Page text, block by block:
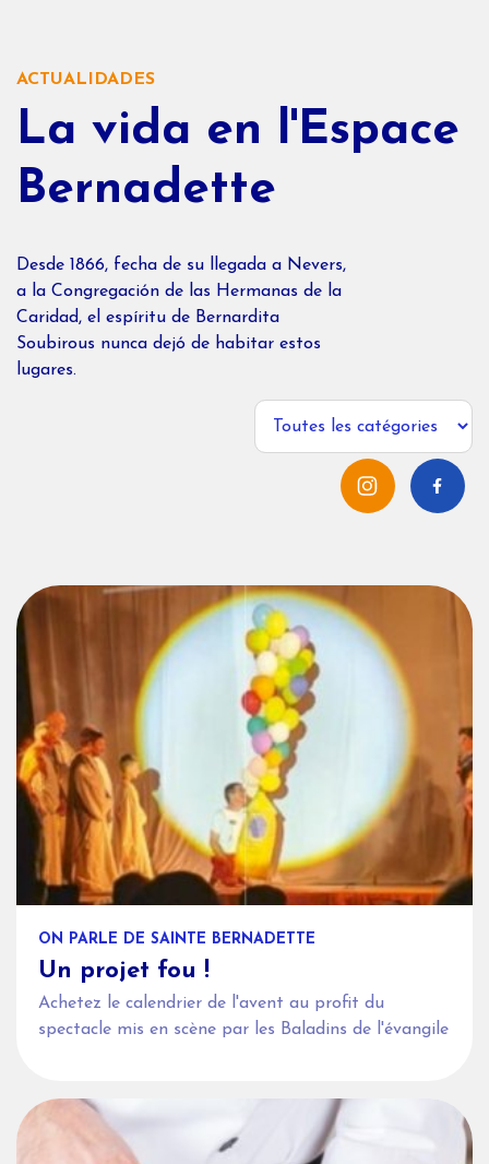
ACTUALIDADES
La vida en l'Espace
Bernadette
Desde 1866, fecha de su llegada a Nevers,
a la Congregación de las Hermanas de la
Caridad, el espíritu de Bernardita
Soubirous nunca dejó de habitar estos
lugares.
ON PARLE DE SAINTE BERNADETTE
Un projet fou !
Achetez le calendrier de l'avent au profit du
spectacle mis en scène par les Baladins de l'évangile